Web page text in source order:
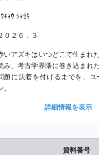
ｳｷｮｳ ｼｮｾｷ
０２６．３
いアズキはいつどこで生ま
み、考古学界隈に巻き込まれ
題に決着を付けるまでを、
。
詳細情報を表示
資料番号